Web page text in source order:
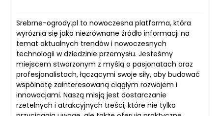
Srebrne-ogrody.pl to nowoczesna platforma, która
wyróżnia się jako niezrównane źródło informacji na
temat aktualnych trendów i nowoczesnych
technologii w dziedzinie przemysłu. Jesteśmy
miejscem stworzonym z myślą o pasjonatach oraz
profesjonalistach, łączącymi swoje siły, aby budować
wspólnotę zainteresowaną ciągłym rozwojem i
innowacjami. Naszą misją jest dostarczanie
rzetelnych i atrakcyjnych treści, które nie tylko